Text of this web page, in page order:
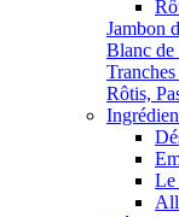
Jambon
Blanc de
Rôtis,
Le